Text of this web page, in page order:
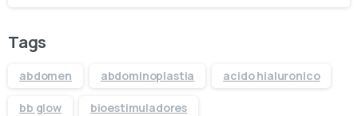
Tags
abdomen abdominoplastia acido hialuronico
bb glow bioestimuladores